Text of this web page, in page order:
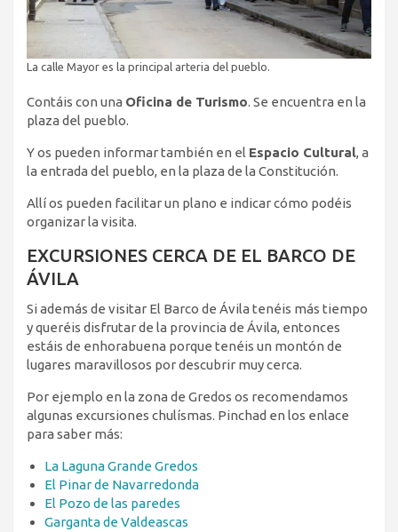
La calle Mayor es la principal arteria del pueblo.
Contáis con una Oficina de Turismo. Se encuentra en la
plaza del pueblo.
Y os pueden informar también en el Espacio Cultural, a
la entrada del pueblo, en la plaza de la Constitución.
Allí os pueden facilitar un plano e indicar cómo podéis
organizar la visita.
EXCURSIONES CERCA DE EL BARCO DE
ÁVILA
Si además de visitar El Barco de Ávila tenéis más tiempo
y queréis disfrutar de la provincia de Ávila, entonces
estáis de enhorabuena porque tenéis un montón de
lugares maravillosos por descubrir muy cerca.
Por ejemplo en la zona de Gredos os recomendamos
algunas excursiones chulísmas. Pinchad en los enlace
para saber más:
La Laguna Grande Gredos
El Pinar de Navarredonda
El Pozo de las paredes
Garganta de Valdeascas